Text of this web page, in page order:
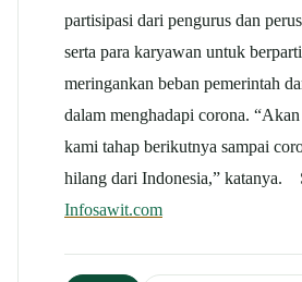
partisipasi dari pengurus dan
serta para karyawan untuk
meringankan beban pemerintah
dalam menghadapi corona.
kami tahap berikutnya sampai
hilang dari Indonesia,” katanya.
Infosawit.com